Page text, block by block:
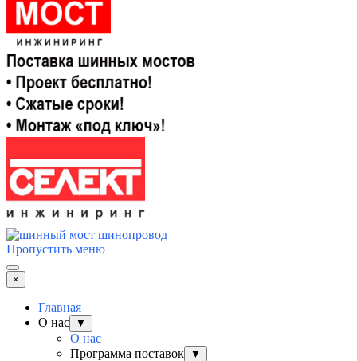
Пропустить меню
×
Главная
О нас
▼
О нас
Программа поставок
▼